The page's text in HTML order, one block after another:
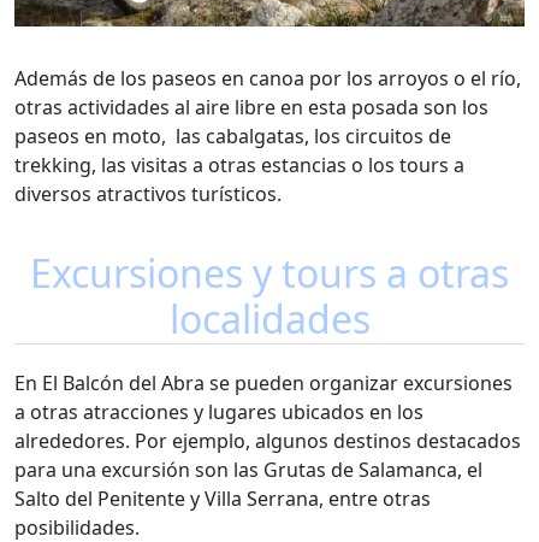
Además de los paseos en canoa por los arroyos o el río,
otras actividades al aire libre en esta posada son los
paseos en moto, las cabalgatas, los circuitos de
trekking, las visitas a otras estancias o los tours a
diversos atractivos turísticos.
Excursiones y tours a otras
localidades
En El Balcón del Abra se pueden organizar excursiones
a otras atracciones y lugares ubicados en los
alrededores. Por ejemplo, algunos destinos destacados
para una excursión son las Grutas de Salamanca, el
Salto del Penitente y Villa Serrana, entre otras
posibilidades.